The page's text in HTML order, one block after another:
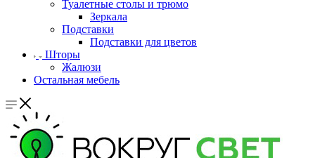
Туалетные столы и трюмо
Зеркала
Подставки
Подставки для цветов
Шторы
Жалюзи
Остальная мебель